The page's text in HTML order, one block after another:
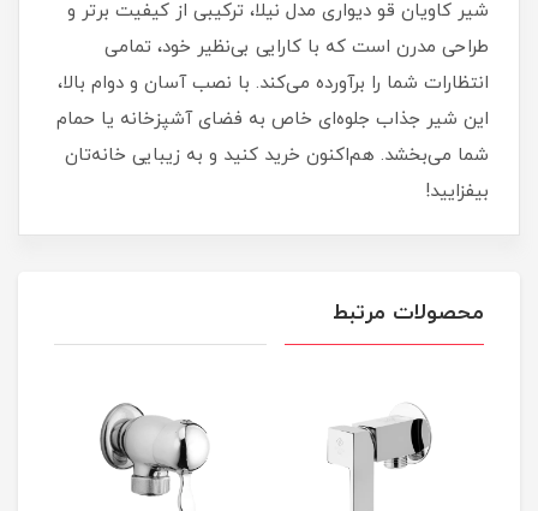
شیر کاویان قو دیواری مدل نیلا، ترکیبی از کیفیت برتر و
طراحی مدرن است که با کارایی بی‌نظیر خود، تمامی
انتظارات شما را برآورده می‌کند. با نصب آسان و دوام بالا،
این شیر جذاب جلوه‌ای خاص به فضای آشپزخانه یا حمام
شما می‌بخشد. هم‌اکنون خرید کنید و به زیبایی خانه‌تان
بیفزایید!
محصولات مرتبط